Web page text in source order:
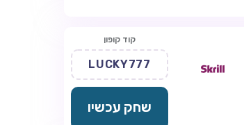
קוד קופון
LUCKY777
שחק עכשיו